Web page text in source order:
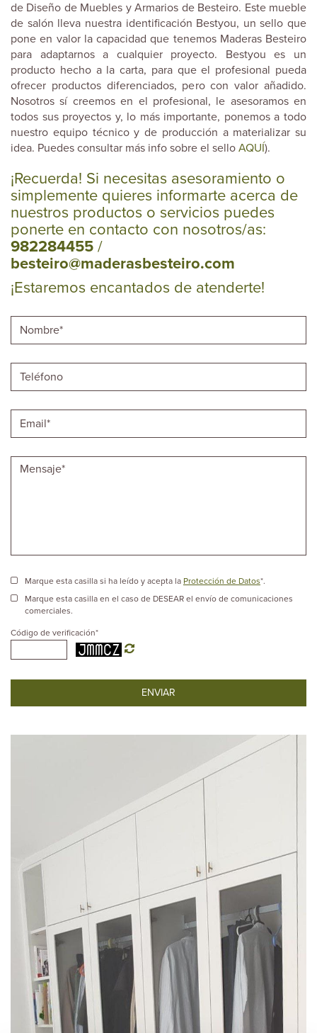
de Diseño de Muebles y Armarios de Besteiro. Este mueble
de salón lleva nuestra identificación Bestyou, un sello que
pone en valor la capacidad que tenemos Maderas Besteiro
para adaptarnos a cualquier proyecto. Bestyou es un
producto hecho a la carta, para que el profesional pueda
ofrecer productos diferenciados, pero con valor añadido.
Nosotros sí creemos en el profesional, le asesoramos en
todos sus proyectos y, lo más importante, ponemos a todo
nuestro equipo técnico y de producción a materializar su
idea. Puedes consultar más info sobre el sello AQUÍ).
¡Recuerda! Si necesitas asesoramiento o
simplemente quieres informarte acerca de
nuestros productos o servicios puedes
ponerte en contacto con nosotros/as:
982284455 /
besteiro@maderasbesteiro.com
¡Estaremos encantados de atenderte!
Marque esta casilla si ha leído y acepta la Protección de Datos*.
Marque esta casilla en el caso de DESEAR el envío de comunicaciones
comerciales.
Código de verificación*